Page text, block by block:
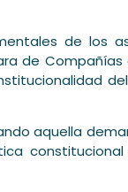
de los
de
aquella